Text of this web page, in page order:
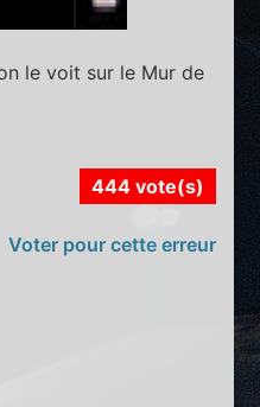
le voit sur le Mur de
444 vote(s)
Voter pour cette erreur